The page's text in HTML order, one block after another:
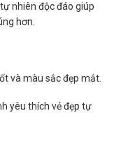
nhiên độc đáo giúp
hơn.
và màu sắc đẹp mắt.
yêu thích vẻ đẹp tự